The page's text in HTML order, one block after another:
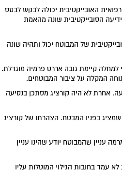
האובייקטיבית יכולה לבקש לבסס
הסובייקטיבית שונה מהאמת
של המבוטח יכול ותהיה שונה
קיימת גובה אררט פרמיה מוגדלת.
המקלה על ציבור המבוטחים.
אחרת לא היה קורציג מסתכן בנסיעה
בפניו המבטח. הצהרתו של קורציג
עניין שהמבוטח יודע שהינו עניין
עמד בחובות הגילוי המוטלות עליו